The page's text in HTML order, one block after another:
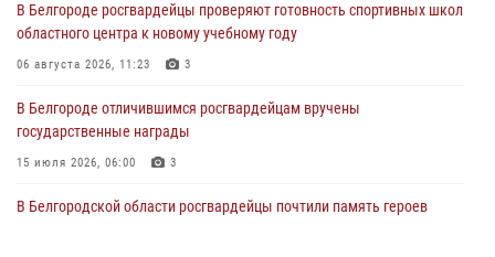
06 августа 2026, 06:54 3
Офицеры Росгвардии и ветераны войск правопорядка почтили
05 августа 2026, 17:12 2
В Белгороде росгвардейцы проверяют готовность спортивных школ
областного центра к новому учебному году
06 августа 2026, 11:23 3
В Белгороде отличившимся росгвардейцам вручены
государственные награды
15 июля 2026, 06:00 3
В Белгородской области росгвардейцы почтили память героев